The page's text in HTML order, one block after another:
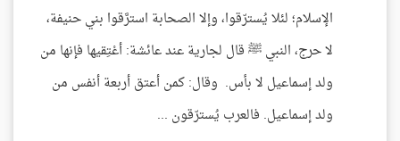
الإسلام؛ لئلا يُسترّقوا، وإلا الصحابة استرَّقوا بني حنيفة،
لا حرج، النبي ﷺ قال لجارية عند عائشة: أعْتِقيها فإنها من
ولد إسماعيل لا بأس. وقال: كمن أعتق أربعة أنفس من
ولد إسماعيل. فالعرب يُسترّقون ...